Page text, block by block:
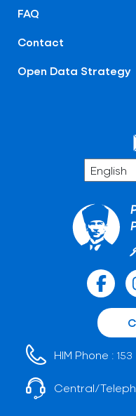
FAQ
Contact
Open Data Strategy
HIM Phone : 153
Central/